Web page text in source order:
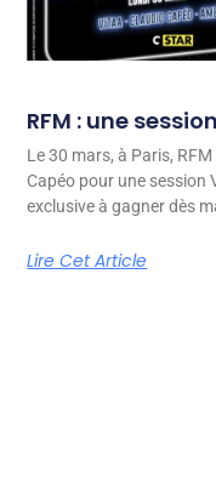
RFM : une
Le 30 mars, à Paris,
Capéo pour une session
exclusive à gagner dès
Lire Cet Article